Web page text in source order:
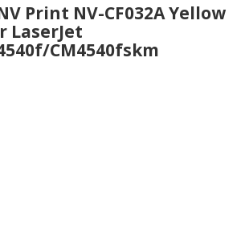
Print NV-CF032A Yellow
LaserJet
CM4540fskm